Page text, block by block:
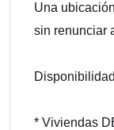
Una
sin renunciar
* Viviendas